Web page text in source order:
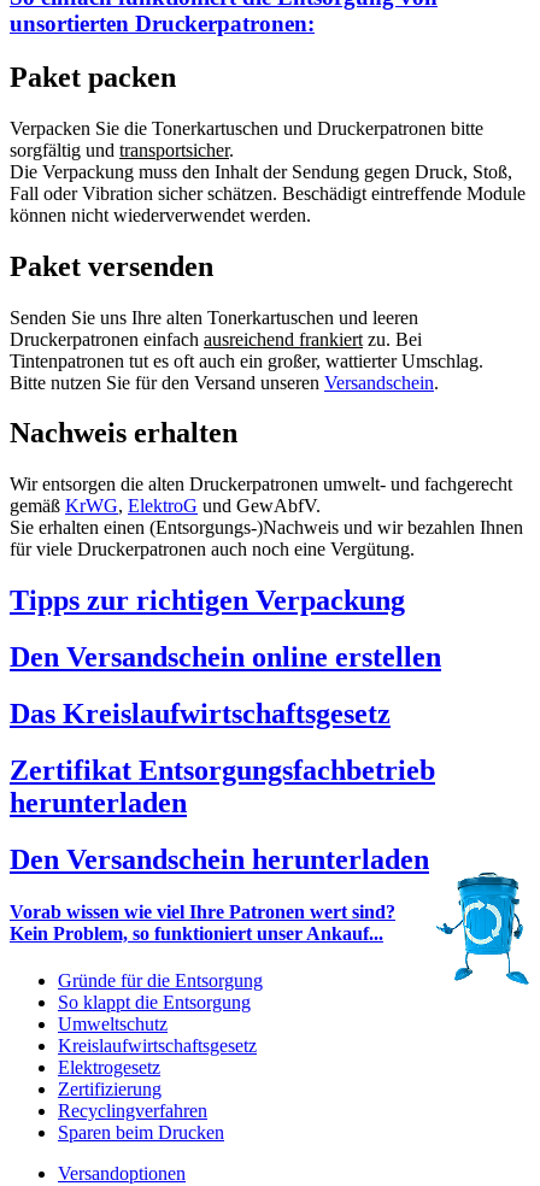
unsortierten Druckerpatronen:
Paket packen
Verpacken Sie die Tonerkartuschen und Druckerpatronen bitte
sorgfältig und transportsicher.
Die Verpackung muss den Inhalt der Sendung gegen Druck, Stoß,
Fall oder Vibration sicher schätzen. Beschädigt eintreffende Module
können nicht wiederverwendet werden.
Paket versenden
Senden Sie uns Ihre alten Tonerkartuschen und leeren
Druckerpatronen einfach ausreichend frankiert zu. Bei
Tintenpatronen tut es oft auch ein großer, wattierter Umschlag.
Bitte nutzen Sie für den Versand unseren Versandschein.
Nachweis erhalten
Wir entsorgen die alten Druckerpatronen umwelt- und fachgerecht
gemäß KrWG, ElektroG und GewAbfV.
Sie erhalten einen (Entsorgungs-)Nachweis und wir bezahlen Ihnen
für viele Druckerpatronen auch noch eine Vergütung.
Tipps zur richtigen Verpackung
Den Versandschein online erstellen
Das Kreislaufwirtschaftsgesetz
Zertifikat Entsorgungsfachbetrieb
herunterladen
Den Versandschein herunterladen
Vorab wissen wie viel Ihre Patronen wert sind?
Kein Problem, so funktioniert unser Ankauf...
Gründe für die Entsorgung
So klappt die Entsorgung
Umweltschutz
Kreislaufwirtschaftsgesetz
Elektrogesetz
Zertifizierung
Recyclingverfahren
Sparen beim Drucken
Versandoptionen